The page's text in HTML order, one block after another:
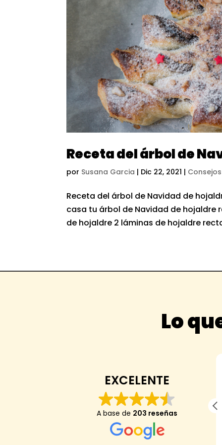
Receta del árbol de
por Susana Garcia | Dic 22, 2021 |
Receta del árbol de Navidad de
casa tu árbol de Navidad de hojaldre
de hojaldre 2 láminas de hojaldre
Lo
EXCELENTE
A base de 203 reseñas
Anaïs Darder
Mi hijo de 7 anos dice: "me ha encantado,
encontrado una tienda que tenga el mejor